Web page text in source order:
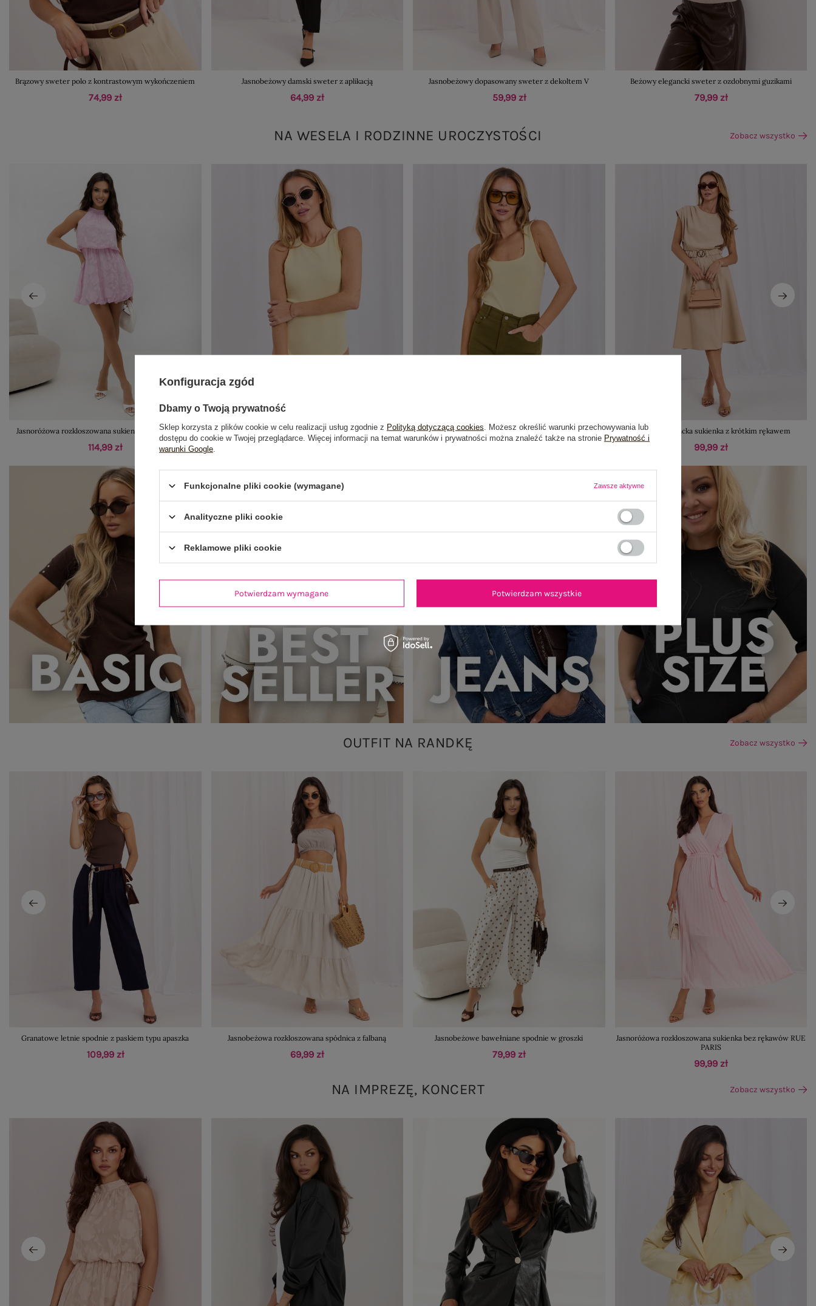
Brązowy sweter polo z kontrastowym wykończeniem
74,99 zł
Jasnobeżowy damski sweter z aplikacją
64,99 zł
Jasnobeżowy dopasowany sweter z dekoltem V
59,99 zł
Beżowy elegancki sweter z ozdobnymi guzikami
79,99 zł
NA WESELA I RODZINNE UROCZYSTOŚCI Zobacz wszystko
Jasnoróżowa rozkloszowana sukienka z gumką w talii
114,99 zł
Jasnożółte body basic z okrągłym dekoltem RUE PARIS Jasnożółty top basic z bawełny RUE PARIS Beżowa elegancka sukienka z krótkim rękawem
99,99 zł
OUTFIT NA RANDKĘ Zobacz wszystko
Granatowe letnie spodnie z paskiem typu apaszka
109,99 zł
Jasnobeżowa rozkloszowana spódnica z falbaną
69,99 zł
Jasnobeżowe bawełniane spodnie w groszki
79,99 zł
Jasnoróżowa rozkloszowana sukienka bez rękawów RUE
PARIS
99,99 zł
NA IMPREZĘ, KONCERT Zobacz wszystko
Konfiguracja zgód
Dbamy o Twoją prywatność
Sklep korzysta z plików cookie w celu realizacji usług zgodnie z Polityką dotyczącą cookies . Możesz określić warunki przechowywania lub
dostępu do cookie w Twojej przeglądarce. Więcej informacji na temat warunków i prywatności można znaleźć także na stronie Prywatność i
warunki Google
Funkcjonalne pliki cookie (wymagane) Zawsze aktywne
Analityczne pliki cookie
Reklamowe pliki cookie
Potwierdzam wymagane Potwierdzam wszystkie